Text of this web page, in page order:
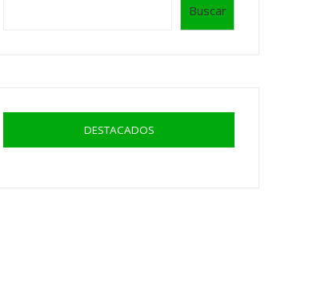
Buscar
DESTACADOS